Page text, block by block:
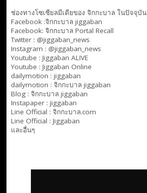
ช่องทางโซเซียลมีเดียของ จิกกะบาล ในปัจจุบัน
Facebook :จิกกะบาล jiggaban
Facebook: จิกกะบาล Portal Recall
Twitter : @jiggaban_news
Instagram : @jiggaban_news
Youtube : Jiggaban ALIVE
Youtube : Jiggaban Online
dailymotion : jiggaban
dailymotion : จิกกะบาล jiggaban
Blog : จิกกะบาล jiggaban
Instapaper : jiggaban
Line Official : จิกกะบาล.com
Line Official : Jiggaban
และอื่นๆ